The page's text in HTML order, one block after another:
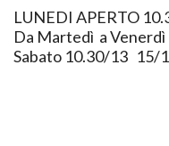
LUNEDI APERTO
Da Martedì a
Sabato 10.30/13 15/